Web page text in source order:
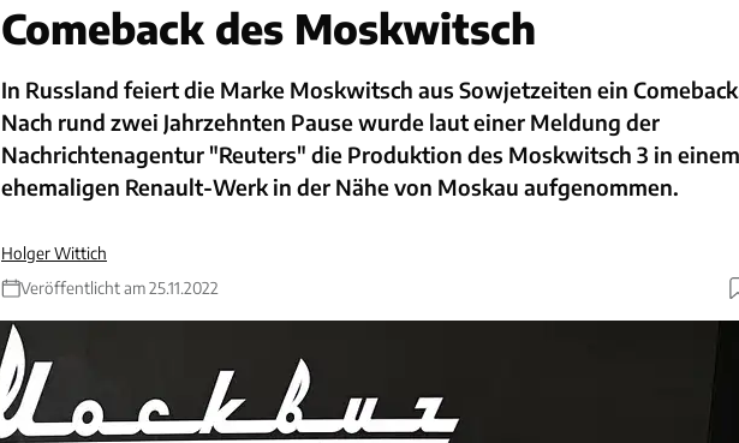
Comeback des Moskwitsch
In Russland feiert die Marke Moskwitsch aus Sowjetzeiten ein
Nach rund zwei Jahrzehnten Pause wurde laut einer Meldung der
Nachrichtenagentur "Reuters" die Produktion des Moskwitsch 3 in einem
ehemaligen Renault-Werk in der Nähe von Moskau aufgenommen.
Holger Wittich
Veröffentlicht am 25.11.2022